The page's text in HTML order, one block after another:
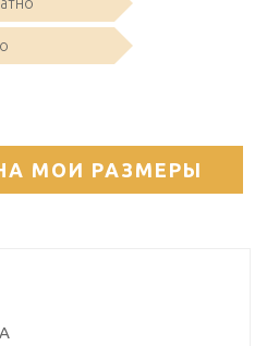
МОИ РАЗМЕРЫ